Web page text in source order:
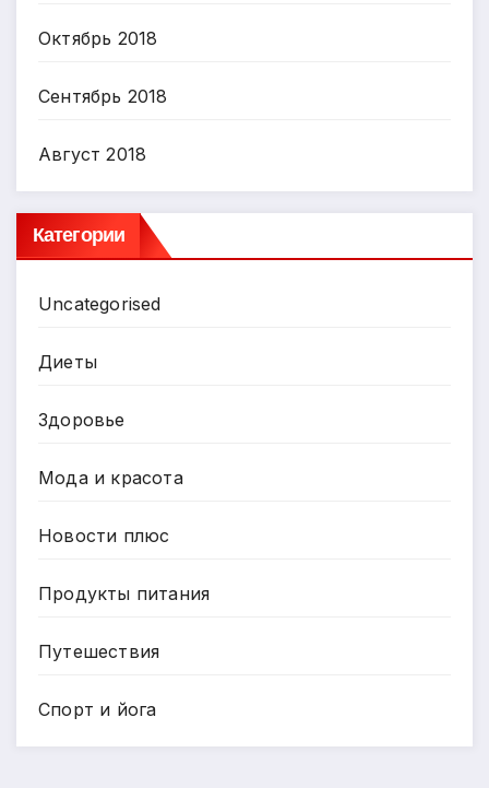
Октябрь 2018
Сентябрь 2018
Август 2018
Категории
Uncategorised
Диеты
Здоровье
Мода и красота
Новости плюс
Продукты питания
Путешествия
Спорт и йога